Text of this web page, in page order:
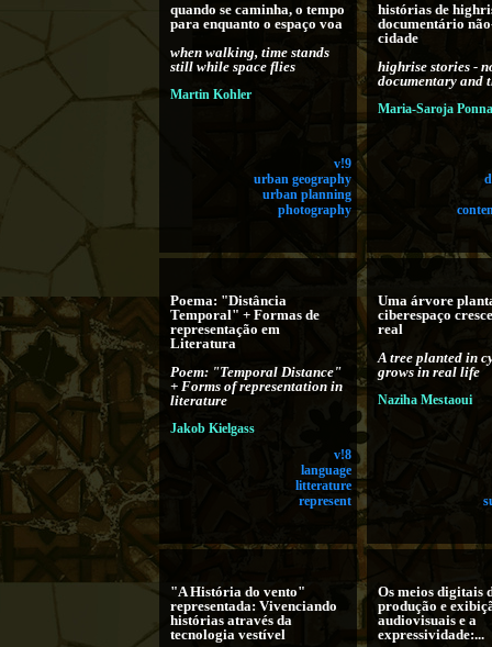
quando se caminha, o tempo
para enquanto o espaço voa
when walking, time stands
still while space flies
Martin Kohler
v!9
urban geography
urban planning
photography
histórias de
documentário
cidade
highrise stories -
documentary and
Maria-Saroja
Poema: "Distância
Temporal" + Formas de
representação em
Literatura
Poem: "Temporal Distance"
+ Forms of representation in
literature
Jakob Kielgass
v!8
language
litterature
represent
Uma árvore
ciberespaço
real
A tree planted in
grows in real life
Naziha Mestaoui
"A História do vento"
representada: Vivenciando
histórias através da
tecnologia vestível
Os meios digitais
produção e
audiovisuais e a
expressividade:...